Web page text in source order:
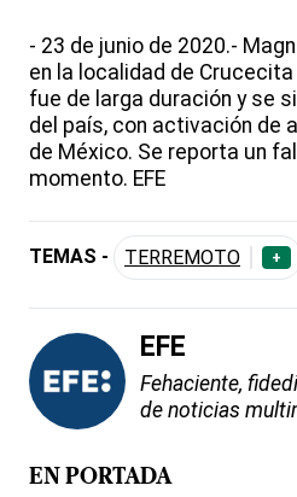
- 23 de junio de 2020.-
en la localidad de
fue de larga duración y se
del país, con activación de
de México. Se reporta un
momento. EFE
TEMAS - TERREMOTO +
EFE
Fehaciente,
de noticias
EN PORTADA